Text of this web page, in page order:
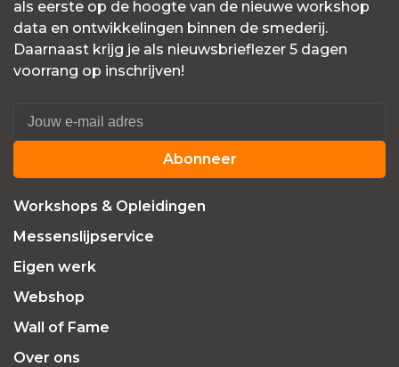
als eerste op de hoogte van de nieuwe workshop
data en ontwikkelingen binnen de smederij.
Daarnaast krijg je als nieuwsbrieflezer 5 dagen
voorrang op inschrijven!
Abonneer
Workshops & Opleidingen
Messenslijpservice
Eigen werk
Webshop
Wall of Fame
Over ons